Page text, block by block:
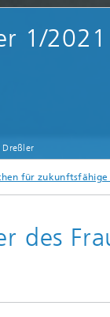
1/2021
Dreßler
für
des